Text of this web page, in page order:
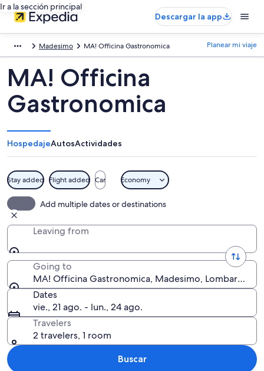
Ir a la sección principal
Descargar la app
Madesimo MA! Officina Gastronomica Planear mi viaje
MA! Officina
Gastronomica
HospedajeAutosActividades
Stay added Flight added Car Economy
Add multiple dates or destinations
Leaving from
Going to
MA! Officina Gastronomica, Madesimo, Lombardía,
Dates
vie., 21 ago. - lun., 24 ago.
Travelers
2 travelers, 1 room
Buscar